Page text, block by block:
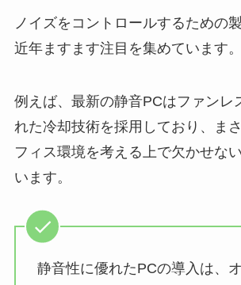
ノイズをコントロールするための
近年ますます注目を集めています。
例えば、最新の静音PCはファンレ
れた冷却技術を採用しており、ま
フィス環境を考える上で欠かせな
います。
静音性に優れたPCの導入は、